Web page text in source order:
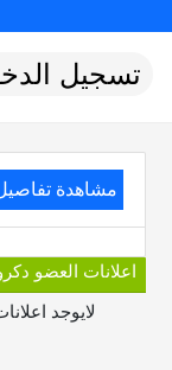
تسجيل
مشاهدة
اعلانات العضو
لايوجد